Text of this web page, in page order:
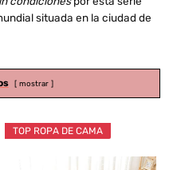
situada en la ciudad de
mostrar
TOP ROPA DE CAMA